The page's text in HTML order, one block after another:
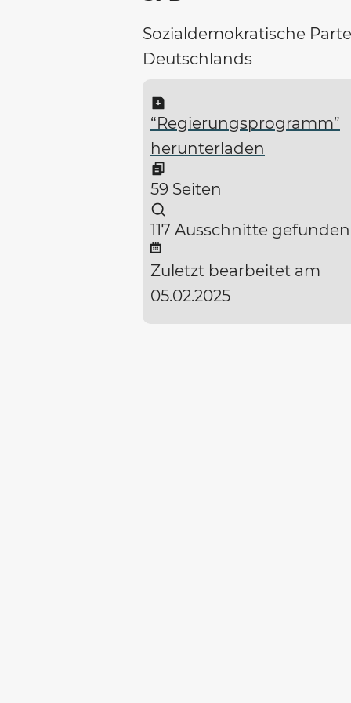
Sozialdemokratische
Deutschlands
“Regierungsprogramm”
herunterladen
59 Seiten
117 Ausschnitte gefunden
Zuletzt bearbeitet am
05.02.2025